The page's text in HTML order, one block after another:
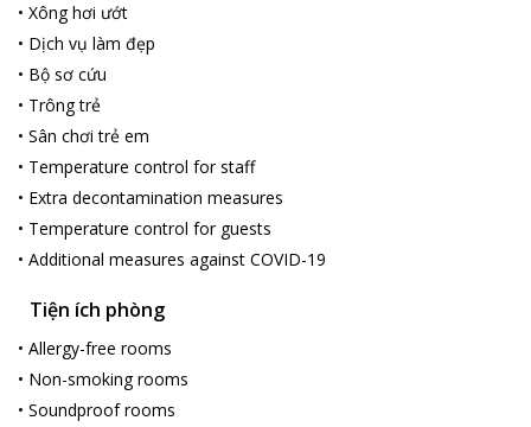
• Xông hơi ướt
• Dịch vụ làm đẹp
• Bộ sơ cứu
• Trông trẻ
• Sân chơi trẻ em
• Temperature control for staff
• Extra decontamination measures
• Temperature control for guests
• Additional measures against COVID-19
Tiện ích phòng
• Allergy-free rooms
• Non-smoking rooms
• Soundproof rooms